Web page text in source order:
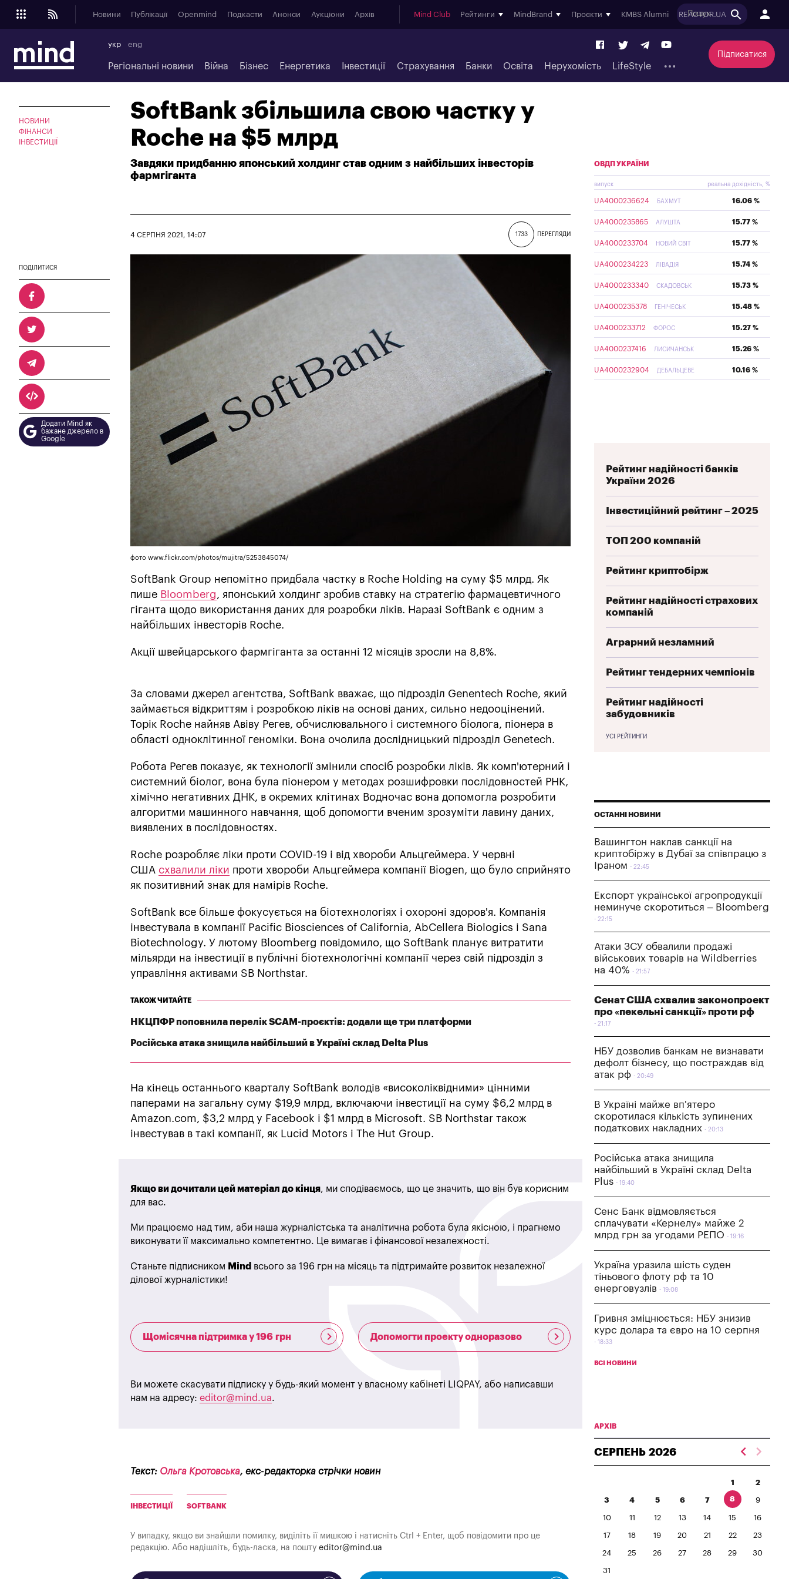
Новини Публікації Openmind Подкасти Анонси Аукціони Архів Mind Club Рейтинги MindBrand Проєкти KMBS Alumni REACTOR.UA
укр eng
Регіональні новини Війна Бізнес Енергетика Інвестиції Страхування Банки Освіта Нерухомість LifeStyle
Підписатися
НОВИНИ
ФІНАНСИ
ІНВЕСТИЦІЇ
SoftBank збільшила свою частку у
Roche на $5 млрд
Завдяки придбанню японський холдинг став одним з найбільших інвесторів
фармгіганта
1733 ПЕРЕГЛЯДИ
4 СЕРПНЯ 2021, 14:07
ПОДІЛИТИСЯ
Додати Mind як
бажане джерело в
Google
фото www.flickr.com/photos/mujitra/5253845074/
SoftBank Group непомітно придбала частку в Roche Holding на суму $5 млрд. Як
пише Bloomberg , японський холдинг зробив ставку на стратегію фармацевтичного
гіганта щодо використання даних для розробки ліків. Наразі SoftBank є одним з
найбільших інвесторів Roche.
Акції швейцарського фармгіганта за останні 12 місяців зросли на 8,8%.
За словами джерел агентства, SoftBank вважає, що підрозділ Genentech Roche, який
займається відкриттям і розробкою ліків на основі даних, сильно недооцінений.
Торік Roche найняв Авіву Регев, обчислювального і системного біолога, піонера в
області одноклітинної геноміки. Вона очолила дослідницький підрозділ Genetech.
Робота Регев показує, як технології змінили спосіб розробки ліків. Як комп'ютерний і
системний біолог, вона була піонером у методах розшифровки послідовностей РНК,
хімічно негативних ДНК, в окремих клітинах Водночас вона допомогла розробити
алгоритми машинного навчання, щоб допомогти вченим зрозуміти лавину даних,
виявлених в послідовностях.
Roche розробляє ліки проти COVID-19 і від хвороби Альцгеймера. У червні
США схвалили ліки проти хвороби Альцгеймера компанії Biogen, що було сприйнято
як позитивний знак для намірів Roche.
SoftBank все більше фокусується на біотехнологіях і охороні здоров'я. Компанія
інвестувала в компанії Pacific Biosciences of California, AbCellera Biologics і Sana
Biotechnology. У лютому Bloomberg повідомило, що SoftBank планує витратити
мільярди на інвестиції в публічні біотехнологічні компанії через свій підрозділ з
управління активами SB Northstar.
ТАКОЖ ЧИТАЙТЕ
НКЦПФР поповнила перелік SCAM-проєктів: додали ще три платформи
Російська атака знищила найбільший в Україні склад Delta Plus
На кінець останнього кварталу SoftBank володів «високоліквідними» цінними
паперами на загальну суму $19,9 млрд, включаючи інвестиції на суму $6,2 млрд в
Amazon.com, $3,2 млрд у Facebook і $1 млрд в Microsoft. SB Northstar також
інвестував в такі компанії, як Lucid Motors і The Hut Group.
Якщо ви дочитали цей матеріал до кінця, ми сподіваємось, що це значить, що він був корисним
для вас.
Ми працюємо над тим, аби наша журналістська та аналітична робота була якісною, і прагнемо
виконувати її максимально компетентно. Це вимагає і фінансової незалежності.
Станьте підписником Mind всього за 196 грн на місяць та підтримайте розвиток незалежної
ділової журналістики!
Щомісячна підтримка у 196 грн Допомогти проекту одноразово
Ви можете скасувати підписку у будь-який момент у власному кабінеті LIQPAY, або написавши
нам на адресу: editor@mind.ua.
Текст: Ольга Кротовська, екс-редакторка стрічки новин
ІНВЕСТИЦІЇ SOFTBANK
У випадку, якщо ви знайшли помилку, виділіть її мишкою і натисніть Ctrl + Enter, щоб повідомити про це
редакцію. Або надішліть, будь-ласка, на пошту editor@mind.ua
ОВДП УКРАЇНИ
випуск реальна дохідність, %
UA4000236624 БАХМУТ 16.06 %
UA4000235865 АЛУШТА 15.77 %
UA4000233704 НОВИЙ СВІТ 15.77 %
UA4000234223 ЛІВАДІЯ 15.74 %
UA4000233340 СКАДОВСЬК 15.73 %
UA4000235378 ГЕНІЧЕСЬК 15.48 %
UA4000233712 ФОРОС 15.27 %
UA4000237416 ЛИСИЧАНСЬК 15.26 %
UA4000232904 ДЕБАЛЬЦЕВЕ 10.16 %
Рейтинг надійності банків
України 2026
Інвестиційний рейтинг – 2025
ТОП 200 компаній
Рейтинг криптобірж
Рейтинг надійності страхових
компаній
Аграрний незламний
Рейтинг тендерних чемпіонів
Рейтинг надійності
забудовників
УСІ РЕЙТИНГИ
ОСТАННІ НОВИНИ
Вашингтон наклав санкції на
криптобіржу в Дубаї за співпрацю з
Іраном
22:45
Експорт української агропродукції
неминуче скоротиться – Bloomberg
22:15
Атаки ЗСУ обвалили продажі
військових товарів на Wildberries
на 40%
21:57
Сенат США схвалив законопроект
про «пекельні санкції» проти рф
21:17
НБУ дозволив банкам не визнавати
дефолт бізнесу, що постраждав від
атак рф
20:49
В Україні майже вп'ятеро
скоротилася кількість зупинених
податкових накладних
20:13
Російська атака знищила
найбільший в Україні склад Delta
Plus
19:40
Сенс Банк відмовляється
сплачувати «Кернелу» майже 2
млрд грн за угодами РЕПО
19:16
Україна уразила шість суден
тіньового флоту рф та 10
енерговузлів
19:08
Гривня зміцнюється: НБУ знизив
курс долара та євро на 10 серпня
18:33
ВСІ НОВИНИ
АРХІВ
СЕРПЕНЬ 2026
1 2
3 4 5 6 7 8 9
10 11 12 13 14 15 16
17 18 19 20 21 22 23
24 25 26 27 28 29 30
31